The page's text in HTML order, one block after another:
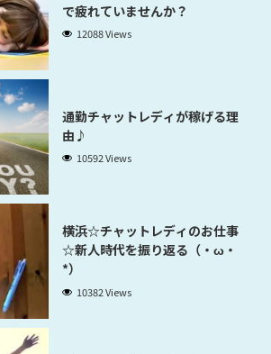
で疲れていませんか？
12088 Views
通勤チャットレディが稼げる理
由♪
10592 Views
横浜☆チャットレディのお仕事
☆新人時代を振り返る（・ω・
*）
10382 Views